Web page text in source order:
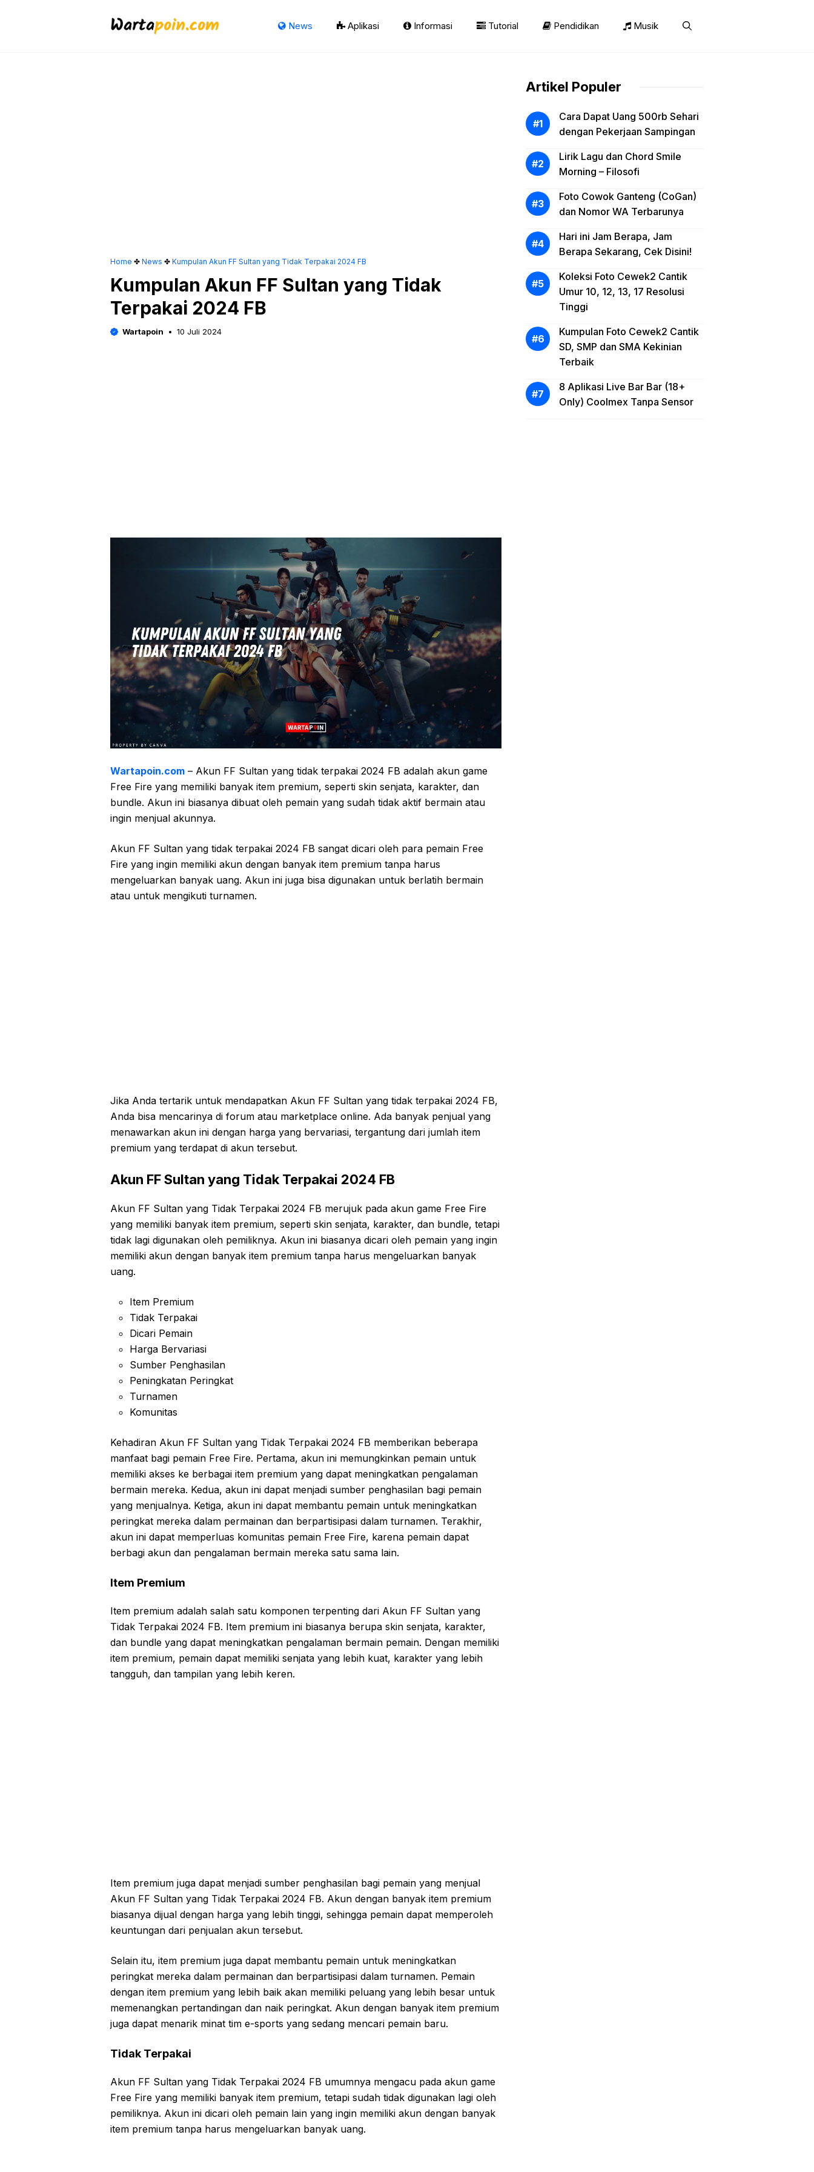
News Aplikasi Informasi Tutorial Pendidikan Musik
Home ✤ News ✤ Kumpulan Akun FF Sultan yang Tidak Terpakai 2024 FB
Kumpulan Akun FF Sultan yang Tidak
Terpakai 2024 FB
Wartapoin 10 Juli 2024
Wartapoin.com – Akun FF Sultan yang tidak terpakai 2024 FB adalah akun game
Free Fire yang memiliki banyak item premium, seperti skin senjata, karakter, dan
bundle. Akun ini biasanya dibuat oleh pemain yang sudah tidak aktif bermain atau
ingin menjual akunnya.
Akun FF Sultan yang tidak terpakai 2024 FB sangat dicari oleh para pemain Free
Fire yang ingin memiliki akun dengan banyak item premium tanpa harus
mengeluarkan banyak uang. Akun ini juga bisa digunakan untuk berlatih bermain
atau untuk mengikuti turnamen.
Jika Anda tertarik untuk mendapatkan Akun FF Sultan yang tidak terpakai 2024 FB,
Anda bisa mencarinya di forum atau marketplace online. Ada banyak penjual yang
menawarkan akun ini dengan harga yang bervariasi, tergantung dari jumlah item
premium yang terdapat di akun tersebut.
Akun FF Sultan yang Tidak Terpakai 2024 FB
Akun FF Sultan yang Tidak Terpakai 2024 FB merujuk pada akun game Free Fire
yang memiliki banyak item premium, seperti skin senjata, karakter, dan bundle, tetapi
tidak lagi digunakan oleh pemiliknya. Akun ini biasanya dicari oleh pemain yang ingin
memiliki akun dengan banyak item premium tanpa harus mengeluarkan banyak
uang.
Item Premium
Tidak Terpakai
Dicari Pemain
Harga Bervariasi
Sumber Penghasilan
Peningkatan Peringkat
Turnamen
Komunitas
Kehadiran Akun FF Sultan yang Tidak Terpakai 2024 FB memberikan beberapa
manfaat bagi pemain Free Fire. Pertama, akun ini memungkinkan pemain untuk
memiliki akses ke berbagai item premium yang dapat meningkatkan pengalaman
bermain mereka. Kedua, akun ini dapat menjadi sumber penghasilan bagi pemain
yang menjualnya. Ketiga, akun ini dapat membantu pemain untuk meningkatkan
peringkat mereka dalam permainan dan berpartisipasi dalam turnamen. Terakhir,
akun ini dapat memperluas komunitas pemain Free Fire, karena pemain dapat
berbagi akun dan pengalaman bermain mereka satu sama lain.
Item Premium
Item premium adalah salah satu komponen terpenting dari Akun FF Sultan yang
Tidak Terpakai 2024 FB. Item premium ini biasanya berupa skin senjata, karakter,
dan bundle yang dapat meningkatkan pengalaman bermain pemain. Dengan memiliki
item premium, pemain dapat memiliki senjata yang lebih kuat, karakter yang lebih
tangguh, dan tampilan yang lebih keren.
Item premium juga dapat menjadi sumber penghasilan bagi pemain yang menjual
Akun FF Sultan yang Tidak Terpakai 2024 FB. Akun dengan banyak item premium
biasanya dijual dengan harga yang lebih tinggi, sehingga pemain dapat memperoleh
keuntungan dari penjualan akun tersebut.
Selain itu, item premium juga dapat membantu pemain untuk meningkatkan
peringkat mereka dalam permainan dan berpartisipasi dalam turnamen. Pemain
dengan item premium yang lebih baik akan memiliki peluang yang lebih besar untuk
memenangkan pertandingan dan naik peringkat. Akun dengan banyak item premium
juga dapat menarik minat tim e-sports yang sedang mencari pemain baru.
Tidak Terpakai
Akun FF Sultan yang Tidak Terpakai 2024 FB umumnya mengacu pada akun game
Free Fire yang memiliki banyak item premium, tetapi sudah tidak digunakan lagi oleh
pemiliknya. Akun ini dicari oleh pemain lain yang ingin memiliki akun dengan banyak
item premium tanpa harus mengeluarkan banyak uang.
Artikel Populer
Cara Dapat Uang 500rb Sehari
dengan Pekerjaan Sampingan
Lirik Lagu dan Chord Smile
Morning – Filosofi
Foto Cowok Ganteng (CoGan)
dan Nomor WA Terbarunya
Hari ini Jam Berapa, Jam
Berapa Sekarang, Cek Disini!
Koleksi Foto Cewek2 Cantik
Umur 10, 12, 13, 17 Resolusi
Tinggi
Kumpulan Foto Cewek2 Cantik
SD, SMP dan SMA Kekinian
Terbaik
8 Aplikasi Live Bar Bar (18+
Only) Coolmex Tanpa Sensor